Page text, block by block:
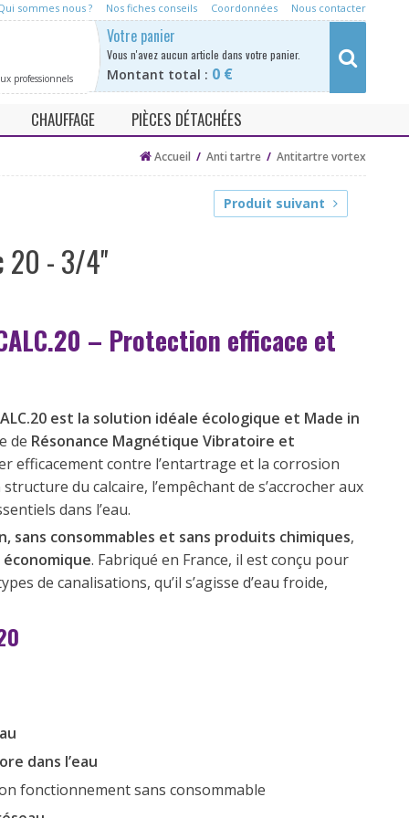
Nous contacter
Coordonnées
Nos fiches conseils
sommes nous ?
professionnels
Votre panier
Vous n'avez aucun article dans votre panier.
Montant total : 0 €
CHAUFFAGE
Neutraliseur condensat chaudière
Desemboueur
PIÈCES DÉTACHÉES
Adoucisseurs / anti tartre
Filtre eau
kit d'analyse
Accueil / Anti tartre / Antitartre vortex
Produit suivant
20 - 3/4''
– Protection efficace et
est la solution idéale écologique et Made in
de Résonance Magnétique Vibratoire et
efficacement contre l’entartrage et la corrosion
du calcaire, l’empêchant de s’accrocher aux
dans l’eau.
sans consommables et sans produits chimiques,
. Fabriqué en France, il est conçu pour
de canalisations, qu’il s’agisse d’eau froide,
dans l’eau
fonctionnement sans consommable